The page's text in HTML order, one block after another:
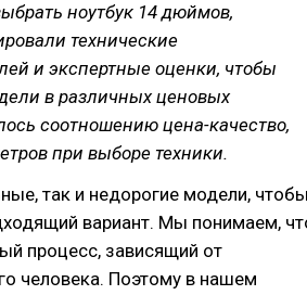
ноутбук 14 дюймов,
технические
и экспертные оценки, чтобы
в различных ценовых
соотношению цена-качество,
при выборе техники.
так и недорогие модели,
вариант. Мы понимаем,
процесс, зависящий от
человека. Поэтому в нашем